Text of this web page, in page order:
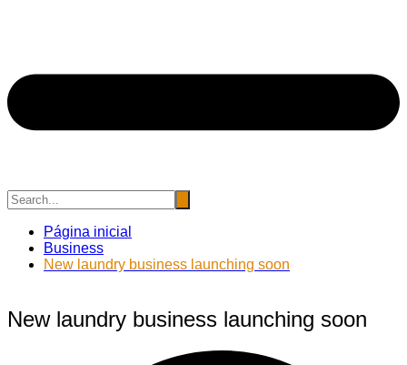
Página inicial
Business
New laundry business launching soon
New laundry business launching soon